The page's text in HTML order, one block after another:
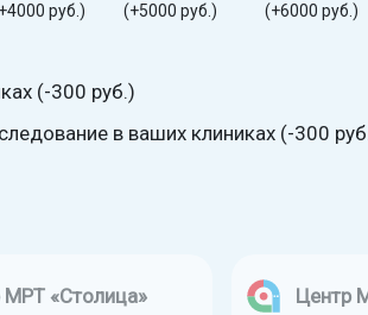
руб.) (+5000 руб.) (+6000 руб.)
(-300 руб.)
в ваших клиниках (-300
МРТ «Столица» Центр